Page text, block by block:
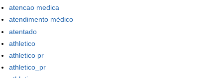
atencao medica
atendimento médico
atentado
athletico
athletico pr
athletico_pr